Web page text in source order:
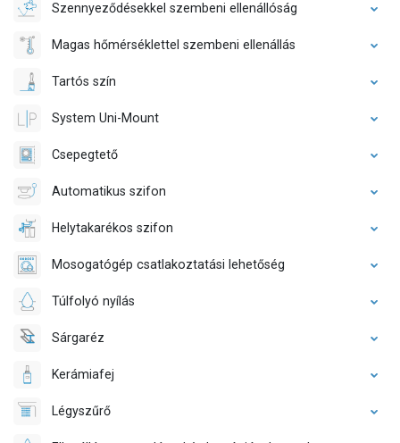
Szennyeződésekkel szembeni ellenállóság
Magas hőmérséklettel szembeni ellenállás
Tartós szín
System Uni-Mount
Csepegtető
Automatikus szifon
Helytakarékos szifon
Mosogatógép csatlakoztatási lehetőség
Túlfolyó nyílás
Sárgaréz
Kerámiafej
Légyszűrő